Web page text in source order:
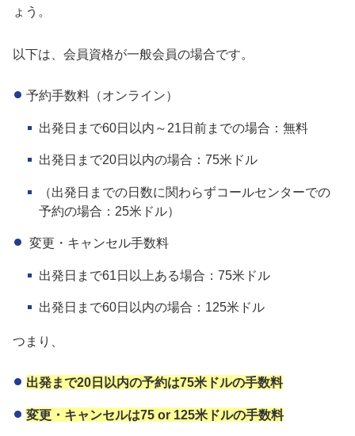
ょう。
以下は、会員資格が一般会員の場合です。
予約手数料（オンライン）
出発日まで60日以内～21日前までの場合：無料
出発日まで20日以内の場合：75米ドル
（出発日までの日数に関わらずコールセンターでの
予約の場合：25米ドル）
変更・キャンセル手数料
出発日まで61日以上ある場合：75米ドル
出発日まで60日以内の場合：125米ドル
つまり、
出発まで20日以内の予約は75米ドルの手数料
変更・キャンセルは75 or 125米ドルの手数料